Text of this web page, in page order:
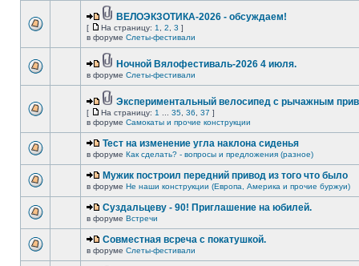
ВЕЛОЭКЗОТИКА-2026 - обсуждаем!
[ На страницу: 1 2 3 ]
в форуме Слеты-фестивали
Ночной Вялофестиваль-2026 4 июля.
в форуме Слеты-фестивали
Экспериментальный велосипед с рычажным
[ На страницу: 1 35 36 37 ]
в форуме Самокаты и прочие конструкции
Тест на изменение угла наклона сиденья
в форуме Как сделать? - вопросы и предложения (разное)
Мужик построил передний привод из того что было
в форуме Не наши конструкции (Европа, Америка и прочие буржуи)
Суздальцеву - 90! Приглашение на юбилей.
в форуме Встречи
Совместная всреча с покатушкой.
в форуме Слеты-фестивали